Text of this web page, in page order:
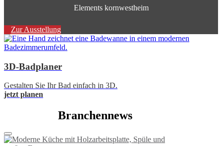
Elements kornwestheim
Zur Ausstellung
3D-Badplaner
Gestalten Sie Ihr Bad einfach in 3D.
jetzt planen
Branchennews